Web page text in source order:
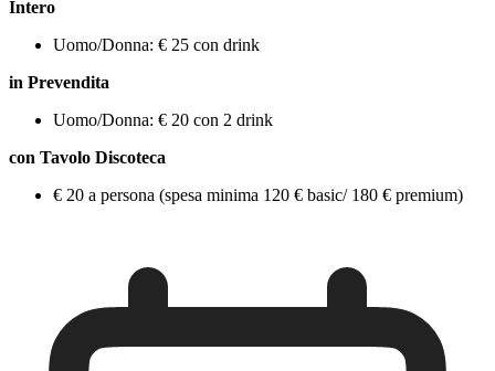
Intero
Uomo/Donna: € 25 con drink
in Prevendita
Uomo/Donna: € 20 con 2 drink
con Tavolo Discoteca
€ 20 a persona (spesa minima 120 € basic/ 180 € premium)